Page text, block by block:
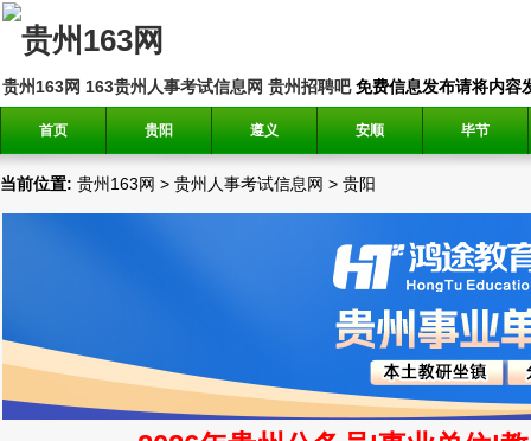
贵州163网 163贵州人事考试信息网 贵州招聘吧免费信息发布请将内容
首页 贵阳 遵义 安顺 毕节
当前位置: 贵州163网 > 贵州人事考试信息网 > 贵阳